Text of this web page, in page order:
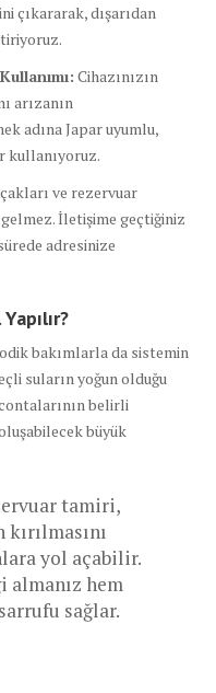
çıkararak, dışarıdan
Cihazınızın
arızanın
adına Japar uyumlu,
kullanıyoruz.
ve rezervuar
İletişime geçtiğiniz
adresinize
bakımlarla da sistemin
suların yoğun olduğu
belirli
büyük
tamiri,
yol açabilir.
almanız hem
sağlar.